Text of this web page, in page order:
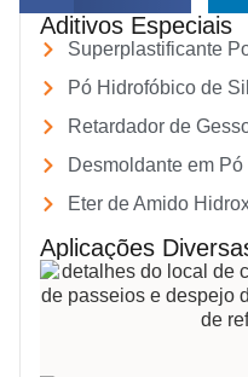
Aditivos Especiais
Superplastificante
Pó Hidrofóbico de
Retardador de
Desmoldante em Pó
Eter de Amido
Aplicações